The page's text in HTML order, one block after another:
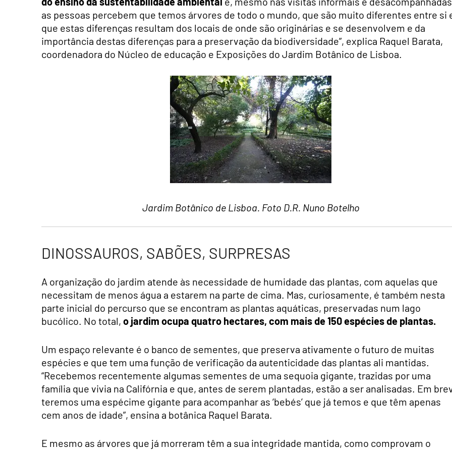
as pessoas percebem que temos árvores de todo o mundo, que são muito diferentes entre si
que estas diferenças resultam dos locais de onde são originárias e se desenvolvem e da
importância destas diferenças para a preservação da biodiversidade”, explica Raquel Barata,
coordenadora do Núcleo de educação e Exposições do Jardim Botânico de Lisboa.
Jardim Botânico de Lisboa. Foto D.R. Nuno Botelho
DINOSSAUROS, SABÕES, SURPRESAS
A organização do jardim atende às necessidade de humidade das plantas, com aquelas que
necessitam de menos água a estarem na parte de cima. Mas, curiosamente, é também nesta
parte inicial do percurso que se encontram as plantas aquáticas, preservadas num lago
bucólico. No total, o jardim ocupa quatro hectares, com mais de 150 espécies de plantas.
Um espaço relevante é o banco de sementes, que preserva ativamente o futuro de muitas
espécies e que tem uma função de verificação da autenticidade das plantas ali mantidas.
“Recebemos recentemente algumas sementes de uma sequoia gigante, trazidas por uma
família que vivia na Califórnia e que, antes de serem plantadas, estão a ser analisadas. Em
teremos uma espécime gigante para acompanhar as ‘bebés’ que já temos e que têm apenas
cem anos de idade”, ensina a botânica Raquel Barata.
E mesmo as árvores que já morreram têm a sua integridade mantida, como comprovam o